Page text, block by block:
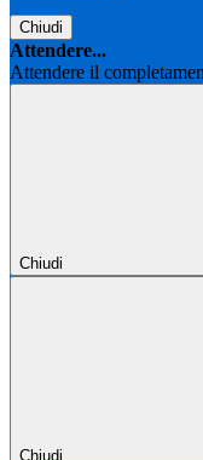
Chiudi
Attendere...
Attendere il
Chiudi
Chiudi